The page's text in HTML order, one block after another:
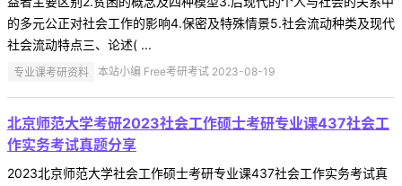
的多元公正对社会工作的影响4.保密及特殊情景5.社会流动种类及现代
社会流动特点三、论述( ...
专业课考研资料 本站小编 Free考研考试 2023-08-19
北京师范大学考研2023社会工作硕士考研专业课437社会工
作实务考试真题分享
2023北京师范大学社会工作硕士考研专业课437社会工作实务考试真